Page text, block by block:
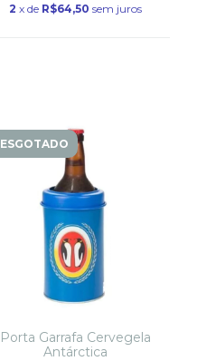
2 x de R$64,50 sem juros
ESGOTADO
Porta Garrafa Cervegela
Antárctica